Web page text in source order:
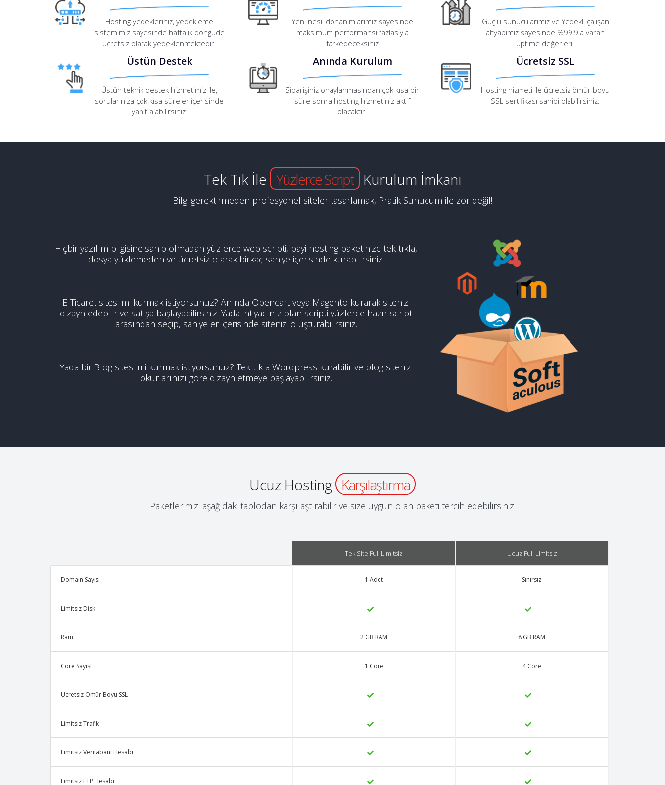
Hosting yedekleriniz, yedekleme
sistemimiz sayesinde haftalık döngüde
ücretsiz olarak yedeklenmektedir.
Yeni nesil donanımlarımız sayesinde
maksimum performansı fazlasıyla
farkedeceksiniz
Güçlü sunucularımız ve Yedekli çalışan
altyapımız sayesinde %99,9'a varan
uptime değerleri.
Üstün Destek
Üstün teknik destek hizmetimiz ile,
sorularınıza çok kısa süreler içerisinde
yanıt alabilirsiniz.
Anında Kurulum
Siparişiniz onaylanmasından çok kısa bir
süre sonra hosting hizmetiniz aktif
olacaktır.
Ücretsiz SSL
Hosting hizmeti ile ücretsiz ömür boyu
SSL sertifikası sahibi olabilirsiniz.
Tek Tık İle Yüzlerce Script Kurulum İmkanı
Bilgi gerektirmeden profesyonel siteler tasarlamak, Pratik Sunucum ile zor değil!
Hiçbir yazılım bilgisine sahip olmadan yüzlerce web scripti, bayi hosting paketinize tek tıkla,
dosya yüklemeden ve ücretsiz olarak birkaç saniye içerisinde kurabilirsiniz.
E-Ticaret sitesi mi kurmak istiyorsunuz? Anında Opencart veya Magento kurarak sitenizi
dizayn edebilir ve satışa başlayabilirsiniz. Yada ihtiyacınız olan scripti yüzlerce hazır script
arasından seçip, saniyeler içerisinde sitenizi oluşturabilirsiniz.
Yada bir Blog sitesi mi kurmak istiyorsunuz? Tek tıkla Wordpress kurabilir ve blog sitenizi
okurlarınızı göre dizayn etmeye başlayabilirsiniz.
Ucuz Hosting Karşılaştırma
Paketlerimizi aşağıdaki tablodan karşılaştırabilir ve size uygun olan paketi tercih edebilirsiniz.
Tek Site Full Limitsiz Ucuz Full Limitsiz
Domain Sayısı 1 Adet Sınırsız
Limitsiz Disk
Ram 2 GB RAM 8 GB RAM
Core Sayısı 1 Core 4 Core
Ücretsiz Ömür Boyu SSL
Limitsiz Trafik
Limitsiz Veritabanı Hesabı
Limitsiz FTP Hesabı